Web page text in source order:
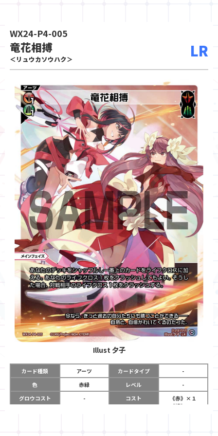
WX24-P4-005
竜花相搏
＜リュウカソウハク＞ LR
Illust 夕子
カード種類 アーツ カードタイプ
-
色
赤緑 レベル
-
グロウコスト
- コスト
《赤》×１
《緑》×１